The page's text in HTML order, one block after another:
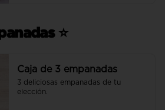
⭐
Caja de 3 empanadas
3 deliciosas empanadas de tu
elección.